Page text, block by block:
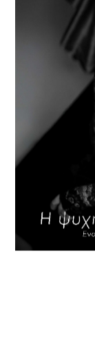
Τα
Μια
τραγούδια…
Ο Γιάννης
διασκευές,
με μια
μουσικής.